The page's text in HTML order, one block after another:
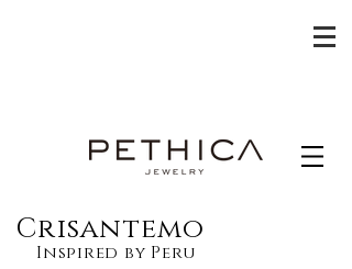
Crisantemo
Inspired by Peru